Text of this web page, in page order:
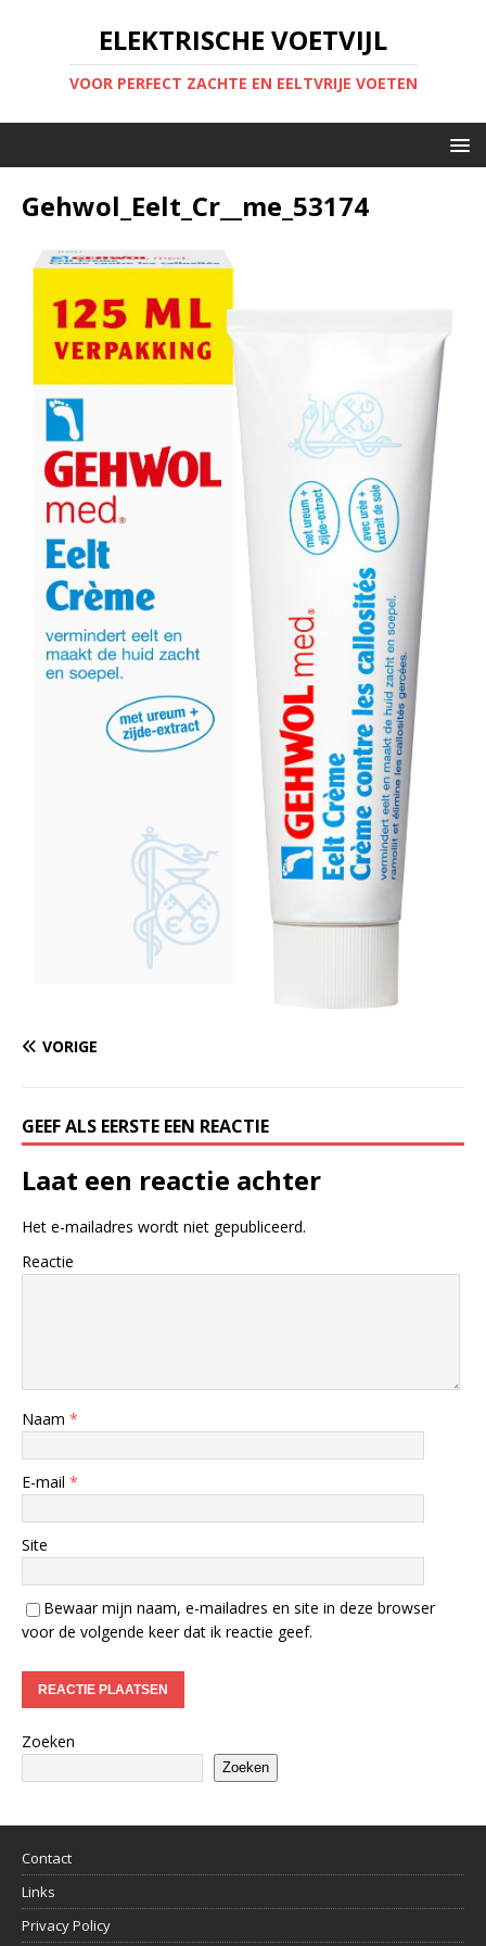
ELEKTRISCHE VOETVIJL
VOOR PERFECT ZACHTE EN EELTVRIJE VOETEN
Gehwol_Eelt_Cr__me_53174
VORIGE
GEEF ALS EERSTE EEN REACTIE
Laat een reactie achter
Het e-mailadres wordt niet gepubliceerd.
Reactie
Naam *
E-mail *
Site
Bewaar mijn naam, e-mailadres en site in deze browser
voor de volgende keer dat ik reactie geef.
Zoeken
Zoeken
Contact
Links
Privacy Policy